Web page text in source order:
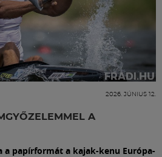
2026. JÚNIUS 12.
A
a papírformát a kajak-kenu Európa-